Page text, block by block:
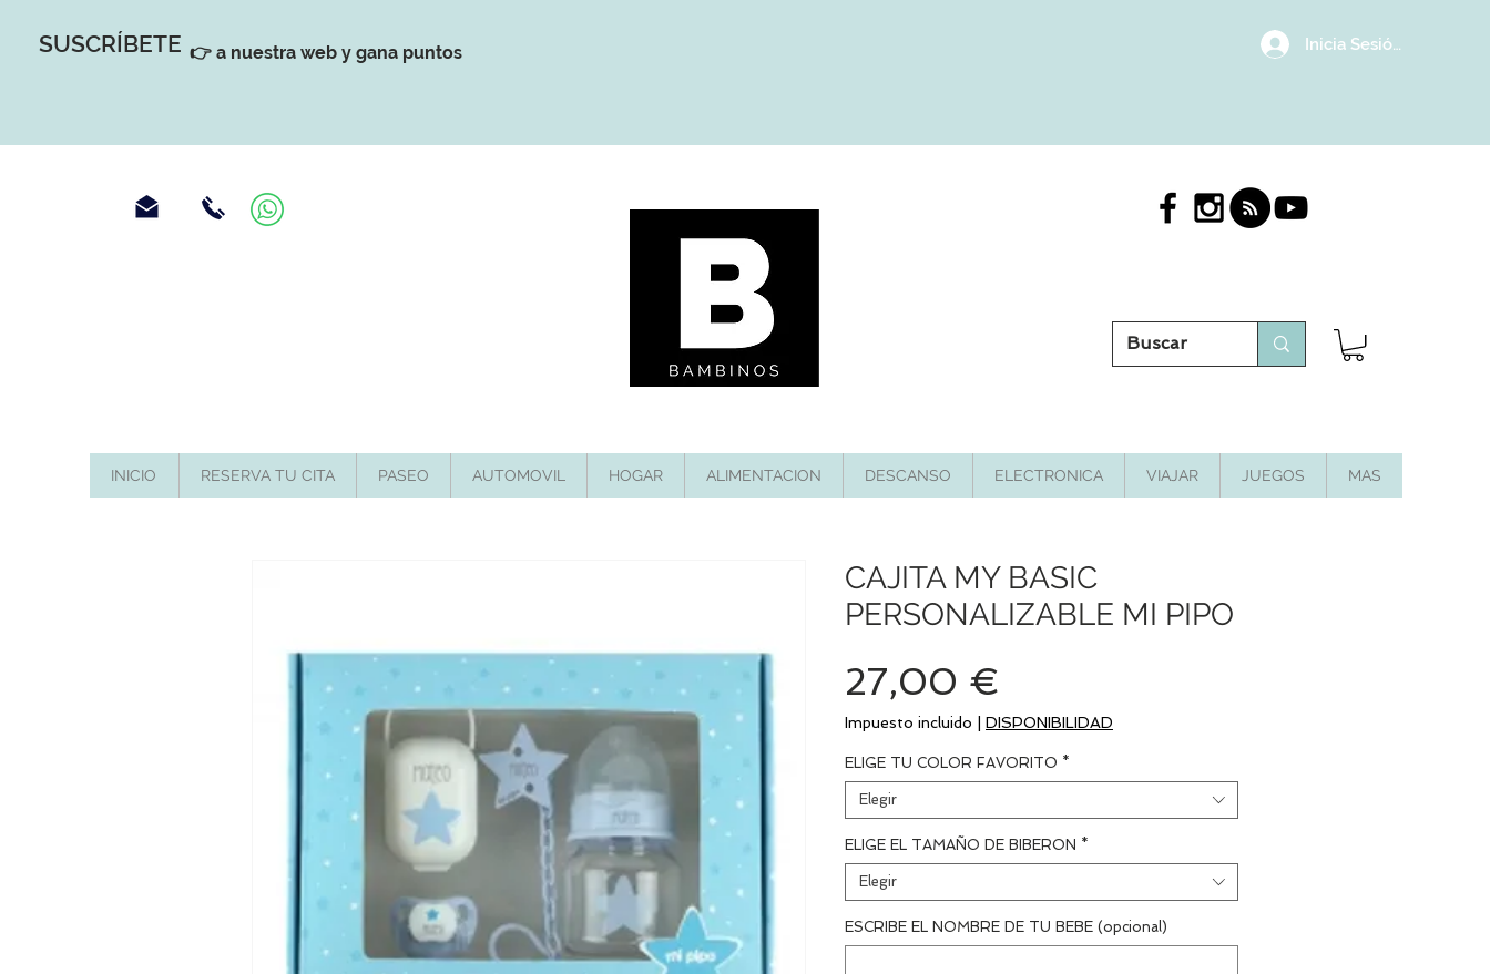
SUSCRÍBETE 👉 a nuestra web y gana puntos Inicia Sesión/
INICIO RESERVA TU CITA PASEO AUTOMOVIL HOGAR ALIMENTACION DESCANSO ELECTRONICA VIAJAR JUEGOS MAS
CAJITA MY BASIC
PERSONALIZABLE MI PIPO
27,00 €
Impuesto incluido DISPONIBILIDAD
ELIGE TU COLOR FAVORITO *
Elegir
ELIGE EL TAMAÑO DE BIBERON *
Elegir
ESCRIBE EL NOMBRE DE TU BEBE (opcional)